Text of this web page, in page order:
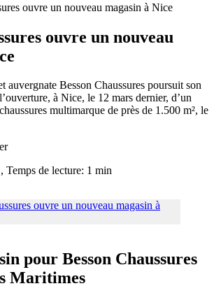
ouvre un nouveau magasin à Nice
ouvre un nouveau
auvergnate Besson Chaussures poursuit son
à Nice, le 12 mars dernier, d’un
multimarque de près de 1.500 m², le
, Temps de lecture: 1 min
pour Besson Chaussures
Maritimes